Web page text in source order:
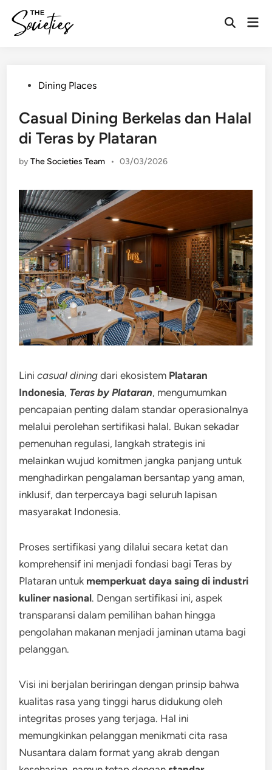
content
Open
PostedDining Places
Casual Dining Berkelas dan Halal
di Teras by Plataran
byThe Societies Team • 03/03/2026
Linicasual dining dari ekosistem Plataran
Indonesia, Teras by Plataran, mengumumkan
pencapaian penting dalam standar operasionalnya
melalui perolehan sertifikasi halal. Bukan sekadar
pemenuhan regulasi, langkah strategis ini
melainkan wujud komitmen jangka panjang untuk
menghadirkan pengalaman bersantap yang aman,
inklusif, dan terpercaya bagi seluruh lapisan
masyarakat Indonesia.
Proses sertifikasi yang dilalui secara ketat dan
komprehensif ini menjadi fondasi bagi Teras by
Plataran untuk memperkuat daya saing di industri
kuliner nasional. Dengan sertifikasi ini, aspek
transparansi dalam pemilihan bahan hingga
pengolahan makanan menjadi jaminan utama bagi
pelanggan.
Visi ini berjalan beriringan dengan prinsip bahwa
kualitas rasa yang tinggi harus didukung oleh
integritas proses yang terjaga. Hal ini
memungkinkan pelanggan menikmati cita rasa
Nusantara dalam format yang akrab dengan